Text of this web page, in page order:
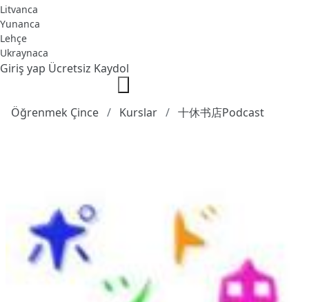
Litvanca
Yunanca
Lehçe
Ukraynaca
Giriş yap Ücretsiz Kaydol
Öğrenmek Çince Kurslar 十休书店Podcast